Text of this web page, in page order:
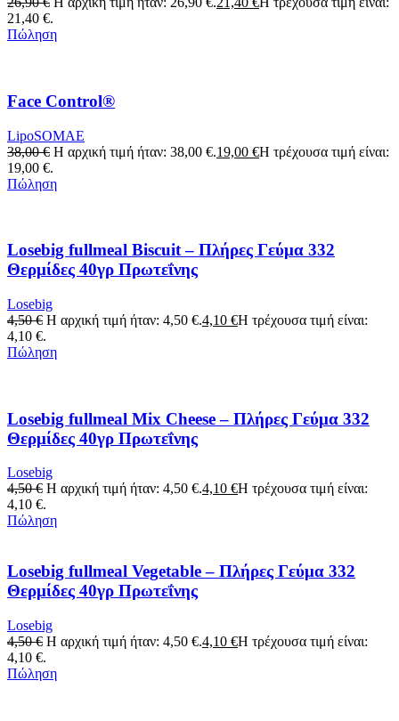
21,40 €.
Πώληση
Face Control®
LipoSOMAE
38,00€ Η αρχική τιμή ήταν: 38,00 €.19,00 €Η τρέχουσα τιμή είναι:
19,00 €.
Πώληση
Losebig fullmeal Biscuit – Πλήρες Γεύμα 332
Θερμίδες 40γρ Πρωτεΐνης
Losebig
4,50€ Η αρχική τιμή ήταν: 4,50 €.4,10 €Η τρέχουσα τιμή είναι:
4,10 €.
Πώληση
Losebig fullmeal Mix Cheese – Πλήρες Γεύμα 332
Θερμίδες 40γρ Πρωτεΐνης
Losebig
4,50€ Η αρχική τιμή ήταν: 4,50 €.4,10 €Η τρέχουσα τιμή είναι:
4,10 €.
Πώληση
Losebig fullmeal Vegetable – Πλήρες Γεύμα 332
Θερμίδες 40γρ Πρωτεΐνης
Losebig
4,50€ Η αρχική τιμή ήταν: 4,50 €.4,10 €Η τρέχουσα τιμή είναι:
4,10 €.
Πώληση